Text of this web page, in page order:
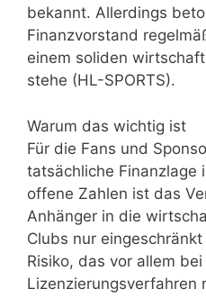
bekannt. Allerdings
Finanzvorstand
einem soliden
stehe (HL-SPORTS).
Warum das wichtig ist
Für die Fans und
tatsächliche Finanzlage
offene Zahlen ist das
Anhänger in die
Clubs nur
Risiko, das vor allem bei
Lizenzierungsverfahren